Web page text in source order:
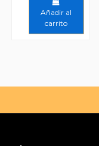
Añadir al
carrito